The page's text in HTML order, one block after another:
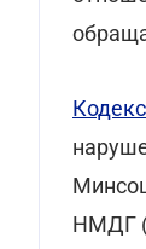
НМДГ